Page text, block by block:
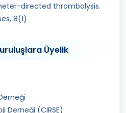
directed thrombolysis.
8(1)
Üyelik
Derneği (CIRSE)